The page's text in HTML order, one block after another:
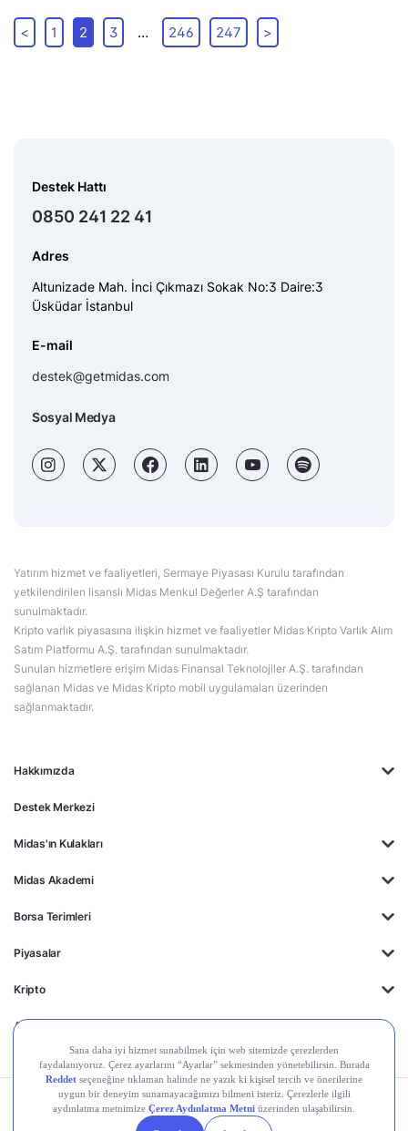
< 1 2 3 … 246 247 >
Hakkımızda
Destek Merkezi
Midas'ın Kulakları
Midas Akademi
Borsa Terimleri
Piyasalar
Kripto
Ayrıcalıklar
Destek Hattı
0850 241 22 41
Adres
Altunizade Mah. İnci Çıkmazı Sokak No:3 Daire:3
Üsküdar İstanbul
E-mail
destek@getmidas.com
Sosyal Medya
Yatırım hizmet ve faaliyetleri, Sermaye Piyasası Kurulu tarafından
yetkilendirilen lisanslı Midas Menkul Değerler A.Ş tarafından
sunulmaktadır.
Kripto varlık piyasasına ilişkin hizmet ve faaliyetler Midas Kripto Varlık Alım
Satım Platformu A.Ş. tarafından sunulmaktadır.
Sunulan hizmetlere erişim Midas Finansal Teknolojiler A.Ş. tarafından
sağlanan Midas ve Midas Kripto mobil uygulamaları üzerinden
sağlanmaktadır.
Kişisel Verilerin
Gizlilik
Politikası
Yasal
Duyurular
Çerez